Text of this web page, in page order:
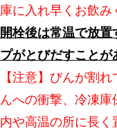
庫に入れ早くお飲み
開栓後は常温で放
プがとびだすことが
【注意】びんが割
んへの衝撃、冷凍
内や高温の所に長く